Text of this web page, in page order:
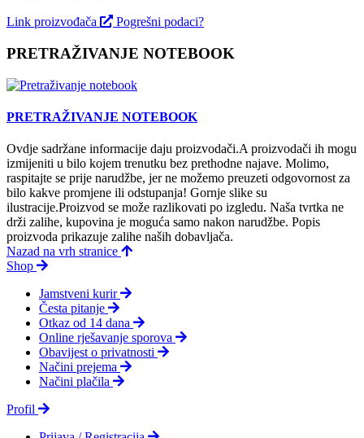
Link proizvođača Pogrešni podaci?
PRETRAŽIVANJE NOTEBOOK
PRETRAŽIVANJE NOTEBOOK
Ovdje sadržane informacije daju proizvodači.A proizvodači ih mogu
izmijeniti u bilo kojem trenutku bez prethodne najave. Molimo,
raspitajte se prije narudžbe, jer ne možemo preuzeti odgovornost za
bilo kakve promjene ili odstupanja! Gornje slike su
ilustracije.Proizvod se može razlikovati po izgledu. Naša tvrtka ne
drži zalihe, kupovina je moguća samo nakon narudžbe. Popis
proizvoda prikazuje zalihe naših dobavljača.
Nazad na vrh stranice
Shop
Jamstveni kurir
Česta pitanje
Otkaz od 14 dana
Online rješavanje sporova
Obavijest o privatnosti
Načini prejema
Načini plačila
Profil